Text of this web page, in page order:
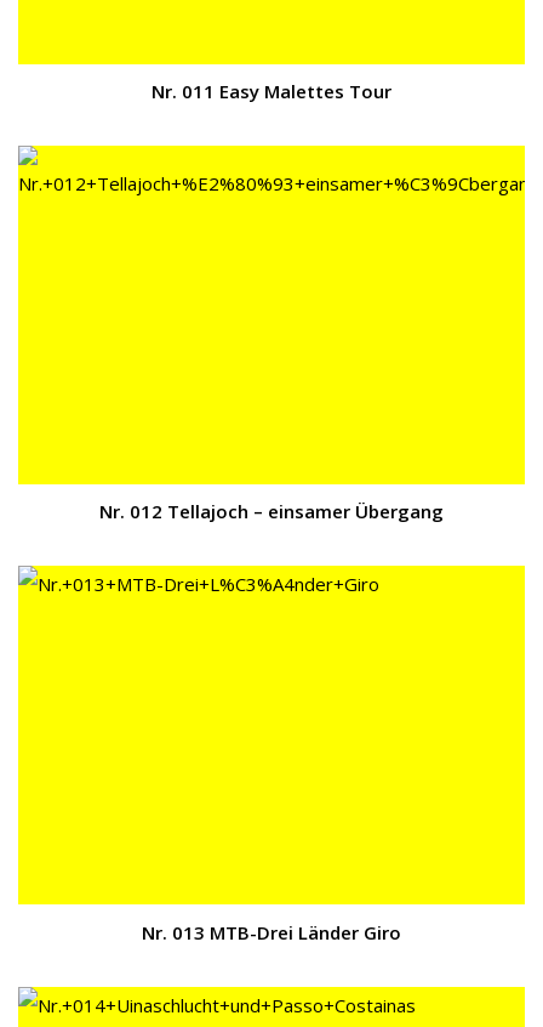
Nr. 011 Easy Malettes Tour
Nr. 012 Tellajoch – einsamer Übergang
Nr. 013 MTB-Drei Länder Giro